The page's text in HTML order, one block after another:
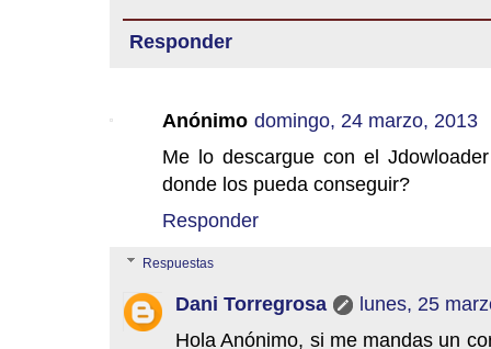
Responder
Anónimo domingo, 24 marzo, 2013
Me lo descargue con el
donde los pueda conseguir?
Responder
Respuestas
Dani Torregrosa
lunes, 25
Hola Anónimo, si me mandas un